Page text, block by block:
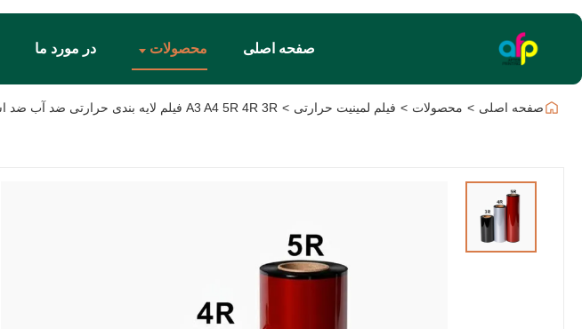
صفحه اصلی محصولات در مورد ما
صفحه اصلی > محصولات > فیلم لمینیت حرارتی > A3 A4 5R 4R 3R فیلم لایه بندی حرارتی ضد آب ضد اشک BOPP فیلم حرارتی